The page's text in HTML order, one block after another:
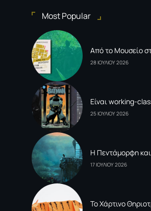
Most Popular
Από το Μουσείο
28 ΙΟΥΛΙΟΥ 2026
Είναι working-
25 ΙΟΥΛΙΟΥ 2026
Η Πεντάμορφη
17 ΙΟΥΛΙΟΥ 2026
To Xάρτινο